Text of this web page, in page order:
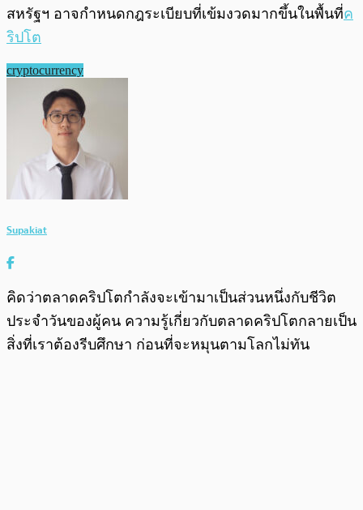
สหรัฐฯ อาจกำหนดกฎระเบียบที่เข้มงวดมากขึ้นในพื้นที่ค
ริปโต
cryptocurrency
Supakiat
คิดว่าตลาดคริปโตกำลังจะเข้ามาเป็นส่วนหนึ่งกับชีวิต
ประจำวันของผู้คน ความรู้เกี่ยวกับตลาดคริปโตกลายเป็น
สิ่งที่เราต้องรีบศึกษา ก่อนที่จะหมุนตามโลกไม่ทัน